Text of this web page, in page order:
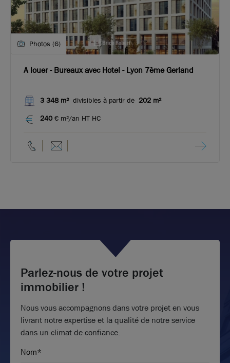
Photos (6)
A louer - Bureaux avec Hotel - Lyon 7ème Gerland
3 348 m²divisibles à partir de 202 m²
240 € m²/an HT HC
Parlez-nous de votre projet
immobilier !
Nous vous accompagnons dans votre projet en vous
livrant notre expertise et la qualité de notre service
dans un climat de confiance.
Nom*